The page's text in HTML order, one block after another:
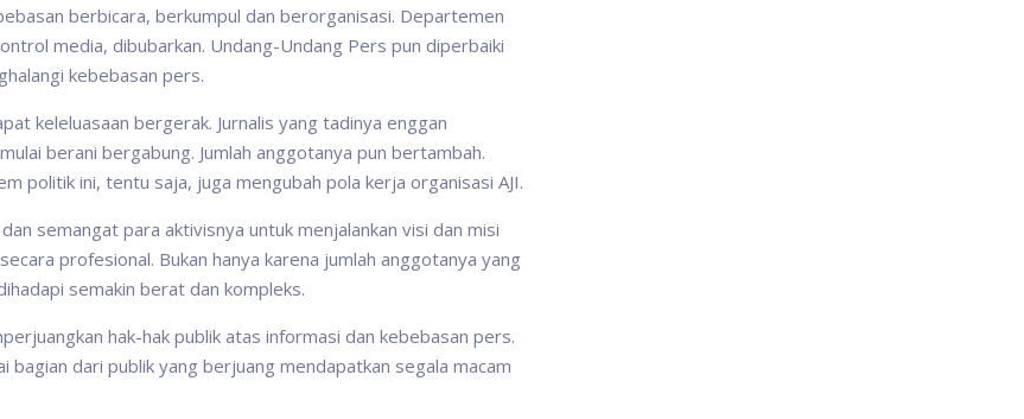
berbicara, berkumpul dan berorganisasi. Departemen
media, dibubarkan. Undang-Undang Pers pun diperbaiki
kebebasan pers.
keleluasaan bergerak. Jurnalis yang tadinya enggan
berani bergabung. Jumlah anggotanya pun bertambah.
politik ini, tentu saja, juga mengubah pola kerja organisasi AJI.
semangat para aktivisnya untuk menjalankan visi dan misi
profesional. Bukan hanya karena jumlah anggotanya yang
semakin berat dan kompleks.
hak-hak publik atas informasi dan kebebasan pers.
dari publik yang berjuang mendapatkan segala macam